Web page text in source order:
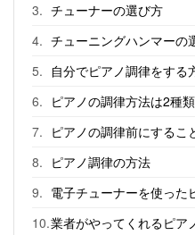
チューナーの選び方
チューニングハンマーの
自分でピアノ調律をする
ピアノの調律方法は2種類
ピアノの調律前にするこ
ピアノ調律の方法
電子チューナーを使った
業者がやってくれるピア